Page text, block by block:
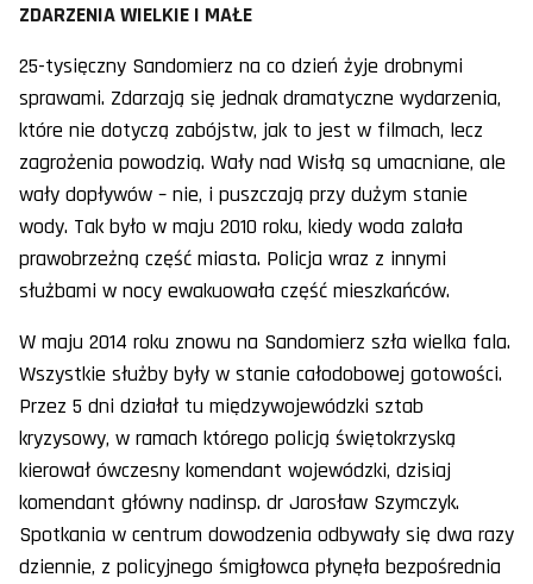
ZDARZENIA WIELKIE I MAŁE
25-tysięczny Sandomierz na co dzień żyje drobnymi
sprawami. Zdarzają się jednak dramatyczne wydarzenia,
które nie dotyczą zabójstw, jak to jest w filmach, lecz
zagrożenia powodzią. Wały nad Wisłą są umacniane, ale
wały dopływów – nie, i puszczają przy dużym stanie
wody. Tak było w maju 2010 roku, kiedy woda zalała
prawobrzeżną część miasta. Policja wraz z innymi
służbami w nocy ewakuowała część mieszkańców.
W maju 2014 roku znowu na Sandomierz szła wielka fala.
Wszystkie służby były w stanie całodobowej gotowości.
Przez 5 dni działał tu międzywojewódzki sztab
kryzysowy, w ramach którego policją świętokrzyską
kierował ówczesny komendant wojewódzki, dzisiaj
komendant główny nadinsp. dr Jarosław Szymczyk.
Spotkania w centrum dowodzenia odbywały się dwa razy
dziennie, z policyjnego śmigłowca płynęła bezpośrednia